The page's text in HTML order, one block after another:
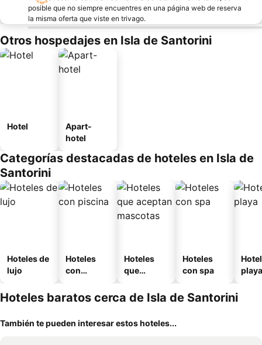
posible que no siempre encuentres en una página web de reserva
la misma oferta que viste en trivago.
Otros hospedajes en Isla de Santorini
Hotel
Apart-
hotel
Categorías destacadas de hoteles en Isla de
Santorini
Hoteles de
lujo
Hoteles
con
Hoteles
que
mascotas
Hoteles
con spa
playa
Hoteles baratos cerca de Isla de Santorini
También te pueden interesar estos hoteles...